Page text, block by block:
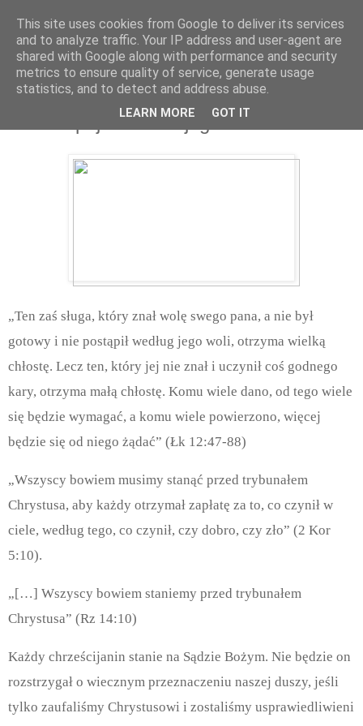
środa, kwietnia 28, 2021
Jedno spojrzenie mojego Jezusa
„Ten zaś sługa, który znał wolę swego pana, a nie był
gotowy i nie postąpił według jego woli, otrzyma wielką
chłostę. Lecz ten, który jej nie znał i uczynił coś godnego
kary, otrzyma małą chłostę. Komu wiele dano, od tego wiele
się będzie wymagać, a komu wiele powierzono, więcej
będzie się od niego żądać” (Łk 12:47-88)
„Wszyscy bowiem musimy stanąć przed trybunałem
Chrystusa, aby każdy otrzymał zapłatę za to, co czynił w
ciele, według tego, co czynił, czy dobro, czy zło” (2 Kor
5:10).
„[…] Wszyscy bowiem staniemy przed trybunałem
Chrystusa” (Rz 14:10)
Każdy chrześcijanin stanie na Sądzie Bożym. Nie będzie on
rozstrzygał o wiecznym przeznaczeniu naszej duszy, jeśli
tylko zaufaliśmy Chrystusowi i zostaliśmy usprawiedliwieni
This site uses cookies from Google to deliver its services
and to analyze traffic. Your IP address and user-agent are
shared with Google along with performance and security
metrics to ensure quality of service, generate usage
statistics, and to detect and address abuse.
LEARN MORE GOT IT